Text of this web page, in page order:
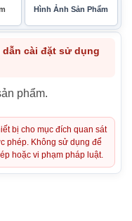
Hình Ảnh Sản Phẩm
cài đặt sử dụng
phẩm.
bị cho mục đích quan sát
phép. Không sử dụng để
hoặc vi phạm pháp luật.